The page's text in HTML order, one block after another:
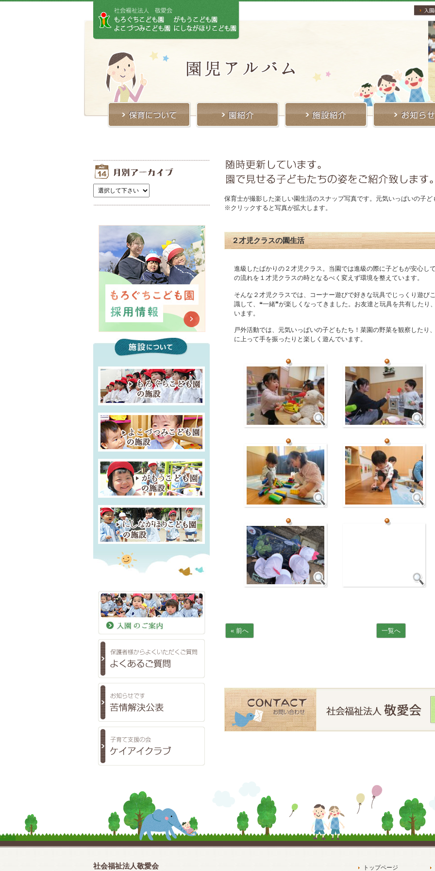
保育士が撮影した楽しい園生活のスナップ写真です。元気いっぱいの子
※クリックすると写真が拡大します。
２才児クラスの園生活
進級したばかりの２才児クラス。当園では進級の際に子どもが安心し
の流れを１才児クラスの時となるべく変えず環境を整えています。
そんな２才児クラスでは、コーナー遊びで好きな玩具でじっくり遊び
識して、❝一緒❞が楽しくなってきました。お友達と玩具を共有したり
います。
戸外活動では、元気いっぱいの子どもたち！菜園の野菜を観察したり
に上って手を振ったりと楽しく遊んでいます。
« 前へ 一覧へ
社会福祉法人敬愛会 トップページ